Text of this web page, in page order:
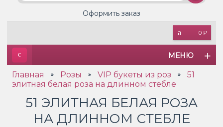
0 ₽
Оформить заказ
МЕНЮ
Главная » Розы » VIP букеты из роз »
51
элитная белая роза на длинном стебле
51 ЭЛИТНАЯ БЕЛАЯ РОЗА
НА ДЛИННОМ СТЕБЛЕ